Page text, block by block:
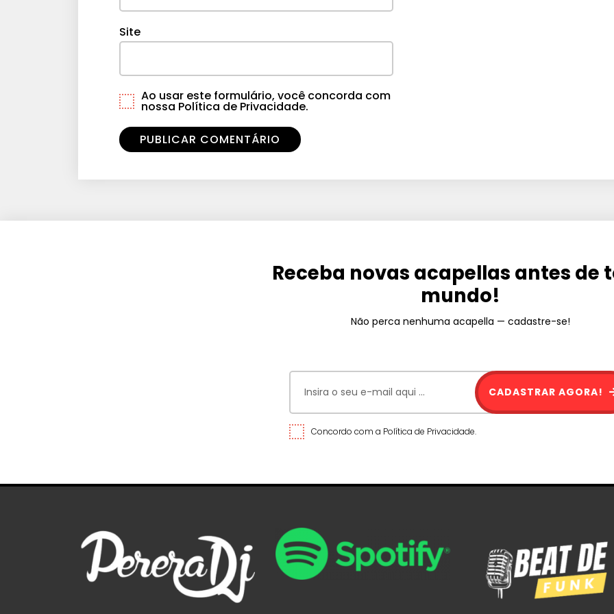
Site
Ao usar este formulário, você concorda com
nossa Política de Privacidade.
Receba novas acapellas antes de
mundo!
Não perca nenhuma acapella — cadastre-se!
Concordo com a Política de Privacidade.
CADASTRAR AGORA!